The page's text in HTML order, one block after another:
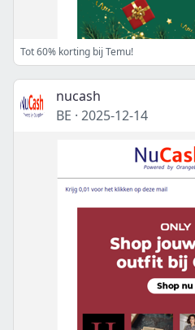
Tot 60% korting bij Temu!
nucash
BE · 2025-12-14